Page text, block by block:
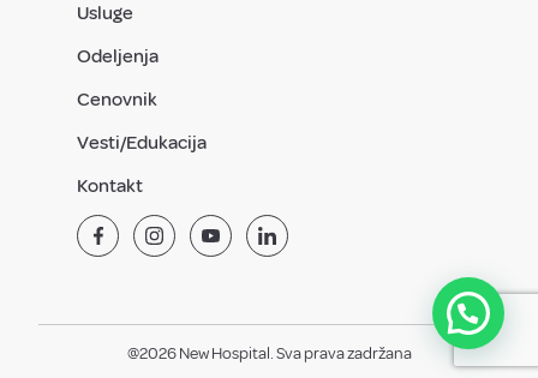
Usluge
Odeljenja
Cenovnik
Vesti/Edukacija
Kontakt
@2026 New Hospital. Sva prava zadržana